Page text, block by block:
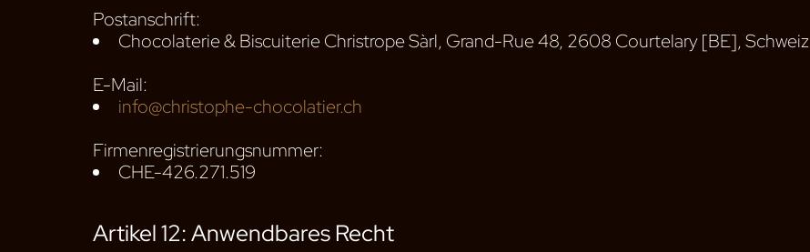
Postanschrift:
Chocolaterie & Biscuiterie Christrope Sàrl, Grand-Rue 48, 2608 Courtelary [BE], Schweiz
E-Mail:
info@christophe-chocolatier.ch
Firmenregistrierungsnummer:
CHE-426.271.519
Artikel 12: Anwendbares Recht